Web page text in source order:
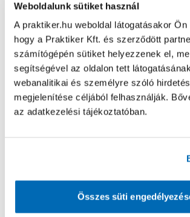
Weboldalunk sütiket használ
A praktiker.hu weboldal látogatásakor Ön
hogy a Praktiker Kft. és szerződött
számítógépén sütiket helyezzenek el,
segítségével az oldalon tett
webanalitikai és személyre szóló
megjelenítése céljából felhasználják.
az adatkezelési tájékoztatóban.
Összes süti
Oldal újratöltése